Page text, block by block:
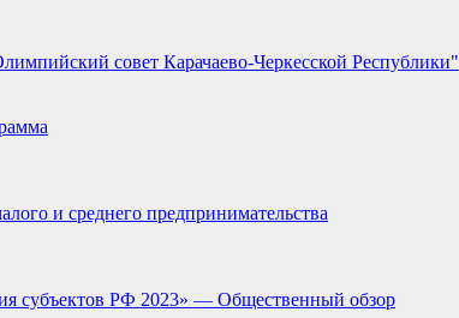
совет Карачаево-Черкесской Республики"
и среднего предпринимательства
субъектов РФ 2023» — Общественный обзор